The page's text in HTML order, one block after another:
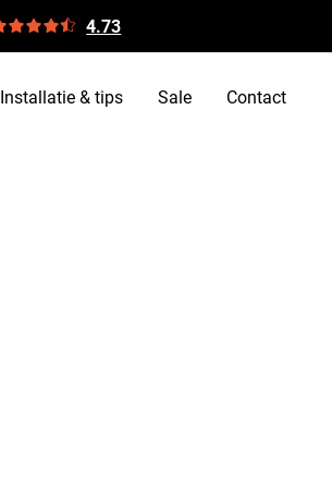
4.73
Installatie & tips Sale Contact